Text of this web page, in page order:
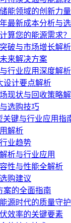
能领域的创新力量
最新成本分析与
算您的能源需求？
破与市场增长解析
来解决方案
行业应用深度解析
设计要点解析
现状与回收策略
选购技巧
关键与行业应用指
解析
业趋势
析与行业应用
性与性能全解析
购建议
案的全面指南
源时代的质量守
效率的关键要素